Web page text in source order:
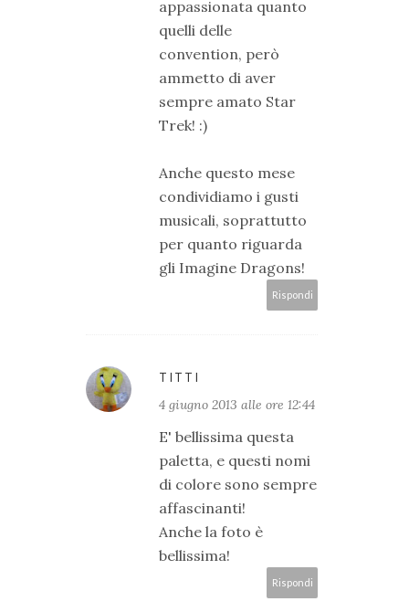
appassionata quanto
quelli delle
convention, però
ammetto di aver
sempre amato Star
Trek! :)
Anche questo mese
condividiamo i gusti
musicali, soprattutto
per quanto riguarda
gli Imagine Dragons!
Rispondi
TITTI
4 giugno 2013 alle ore 12:44
E' bellissima questa
paletta, e questi nomi
di colore sono sempre
affascinanti!
Anche la foto è
bellissima!
Rispondi